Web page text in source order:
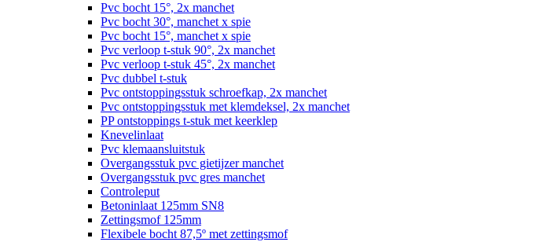
Pvc bocht 15°, 2x manchet
Pvc bocht 30°, manchet x spie
Pvc bocht 15°, manchet x spie
Pvc verloop t-stuk 90°, 2x manchet
Pvc verloop t-stuk 45°, 2x manchet
Pvc dubbel t-stuk
Pvc ontstoppingsstuk schroefkap, 2x manchet
Pvc ontstoppingsstuk met klemdeksel, 2x manchet
PP ontstoppings t-stuk met keerklep
Knevelinlaat
Pvc klemaansluitstuk
Overgangsstuk pvc gietijzer manchet
Overgangsstuk pvc gres manchet
Controleput
Betoninlaat 125mm SN8
Zettingsmof 125mm
Flexibele bocht 87,5º met zettingsmof